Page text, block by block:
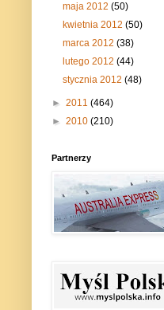
maja 2012(50)
kwietnia 2012(50)
marca 2012(38)
lutego 2012(44)
stycznia 2012(48)
► 2011 (464)
► 2010 (210)
Partnerzy